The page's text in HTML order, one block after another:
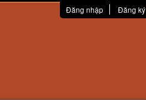
Đăng nhập Đăng ký